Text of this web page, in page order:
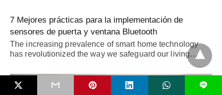
7 Mejores prácticas para la implementación de
sensores de puerta y ventana Bluetooth
The increasing prevalence of smart home technology
has revolutionized the way we safeguard our living…
Esto